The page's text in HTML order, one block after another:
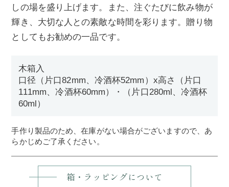
しの場を盛り上げます。また、注ぐたびに飲み物が
輝き、大切な人との素敵な時間を彩ります。贈り物
としてもお勧めの一品です。
木箱入
口径（片口82mm、冷酒杯52mm）x高さ（片口
111mm、冷酒杯60mm）・（片口280ml、冷酒杯
60ml）
手作り製品のため、在庫がない場合がございますので、あ
らかじめご了承ください。
箱・ラッピングについて